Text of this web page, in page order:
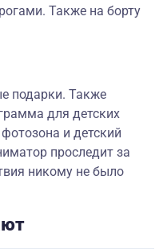
Также на борту
подарки. Также
для детских
и детский
проследит за
никому не было